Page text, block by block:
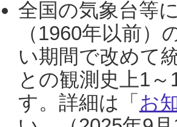
全国の気象台等
（1960年以前
い期間で改めて
との観測史上1
す。詳細は「 お